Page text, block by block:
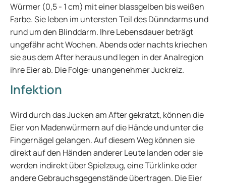
Würmer (0,5 - 1 cm) mit einer blassgelben bis weißen
Farbe. Sie leben im untersten Teil des Dünndarms und
rund um den Blinddarm. Ihre Lebensdauer beträgt
ungefähr acht Wochen. Abends oder nachts kriechen
sie aus dem After heraus und legen in der Analregion
ihre Eier ab. Die Folge: unangenehmer Juckreiz.
Infektion
Wird durch das Jucken am After gekratzt, können die
Eier von Madenwürmern auf die Hände und unter die
Fingernägel gelangen. Auf diesem Weg können sie
direkt auf den Händen anderer Leute landen oder sie
werden indirekt über Spielzeug, eine Türklinke oder
andere Gebrauchsgegenstände übertragen. Die Eier